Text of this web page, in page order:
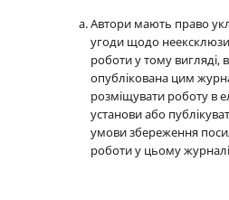
Автори мають право
угоди щодо
роботи у тому вигляді,
опублікована цим
розміщувати роботу в
установи або
умови збереження
роботи у цьому